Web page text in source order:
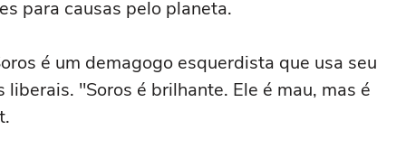
para causas pelo planeta.
é um demagogo esquerdista que usa seu
"Soros é brilhante. Ele é mau, mas é